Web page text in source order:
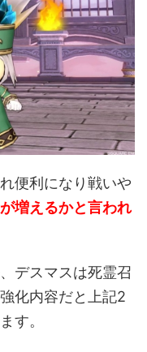
便利になり戦いや
増えるかと言われ
デスマスは死霊召
化内容だと上記2
す。